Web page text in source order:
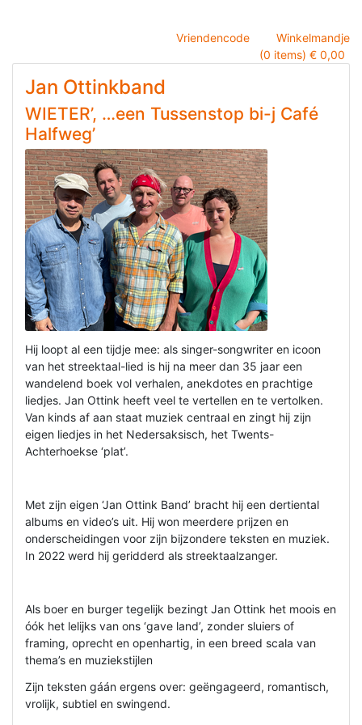
Vriendencode
Winkelmandje
(0 items) € 0,00
Jan Ottinkband
WIETER’, …een Tussenstop bi-j Café
Halfweg’
Hij loopt al een tijdje mee: als singer-songwriter en icoon
van het streektaal-lied is hij na meer dan 35 jaar een
wandelend boek vol verhalen, anekdotes en prachtige
liedjes. Jan Ottink heeft veel te vertellen en te vertolken.
Van kinds af aan staat muziek centraal en zingt hij zijn
eigen liedjes in het Nedersaksisch, het Twents-
Achterhoekse ‘plat’.
Met zijn eigen ‘Jan Ottink Band’ bracht hij een dertiental
albums en video’s uit. Hij won meerdere prijzen en
onderscheidingen voor zijn bijzondere teksten en muziek.
In 2022 werd hij geridderd als streektaalzanger.
Als boer en burger tegelijk bezingt Jan Ottink het moois en
óók het lelijks van ons ‘gave land’, zonder sluiers of
framing, oprecht en openhartig, in een breed scala van
thema’s en muziekstijlen
Zijn teksten gáán ergens over: geëngageerd, romantisch,
vrolijk, subtiel en swingend.